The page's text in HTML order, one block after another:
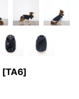
[TA6]